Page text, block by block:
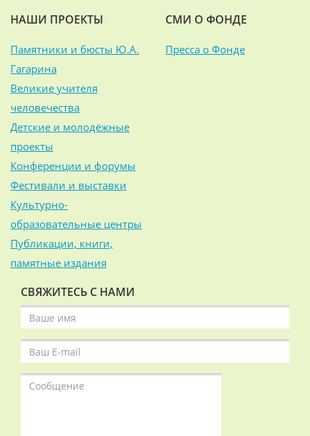
НАШИ ПРОЕКТЫ
Памятники и бюсты Ю.А.
Гагарина
Великие учителя
человечества
Детские и молодёжные
проекты
Конференции и форумы
Фестивали и выставки
Культурно-
образовательные центры
Публикации, книги,
памятные издания
СМИ О ФОНДЕ
Пресса о Фонде
СВЯЖИТЕСЬ С НАМИ